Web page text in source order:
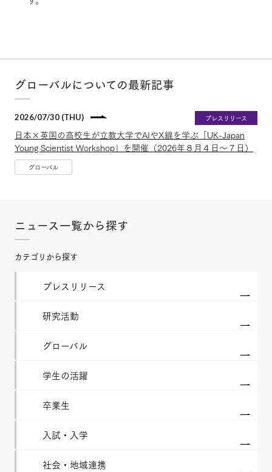
グローバルについての最新記事
2026/07/30 (THU) プレスリリース
日本×英国の高校生が立教大学でAIやX線を学ぶ「UK-Japan
Young Scientist Workshop」を開催（2026年８月４日～７日）
グローバル
ニュース一覧から探す
カテゴリから探す
プレスリリース
研究活動
グローバル
学生の活躍
卒業生
入試・入学
社会・地域連携